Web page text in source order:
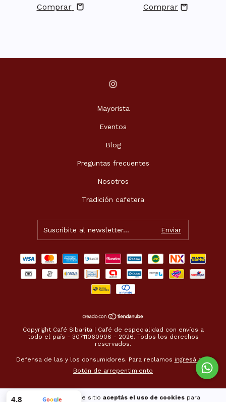
Al navegar por este sitio aceptás el uso de cookies para
Comprar
Mayorista
Eventos
Blog
Preguntas frecuentes
Nosotros
Tradición cafetera
Copyright Café Sibarita | Café de especialidad con envíos a
todo el país - 30711060908 - 2026. Todos los derechos
reservados.
Defensa de las y los consumidores. Para reclamos ingresá acá.
Botón de arrepentimiento
4.8 Google